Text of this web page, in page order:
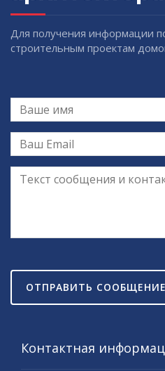
Для получения информации
строительным проектам
ОТПРАВИТЬ СООБЩЕНИЕ
Контактная